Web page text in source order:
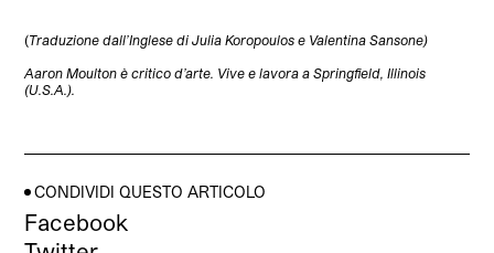
(Traduzione dall’Inglese di Julia Koropoulos e Valentina Sansone)
Aaron Moulton è critico d’arte. Vive e lavora a Springfield, Illinois
(U.S.A.).
CONDIVIDI QUESTO ARTICOLO
Facebook